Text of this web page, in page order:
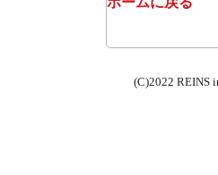
(C)2022 REINS